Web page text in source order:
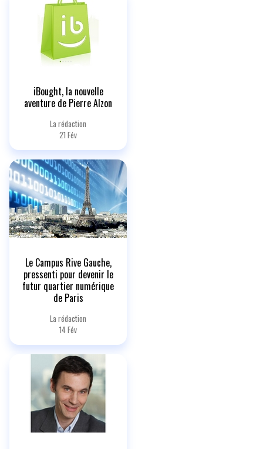
iBought, la nouvelle
aventure de Pierre Alzon
La rédaction
21 Fév
Le Campus Rive Gauche,
pressenti pour devenir le
futur quartier numérique
de Paris
La rédaction
14 Fév